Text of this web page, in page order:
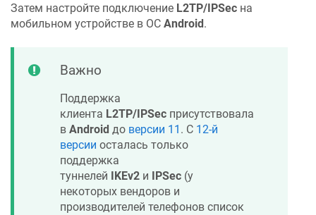
Затем настройте подключение L2TP/IPSec на
мобильном устройстве в ОС Android.
Важно
Поддержка
клиента L2TP/IPSec присутствовала
в Android до версии 11 . С 12-й
версии осталась только
поддержка
туннелей
IKEv2 и IPSec (у
некоторых вендоров и
производителей телефонов список